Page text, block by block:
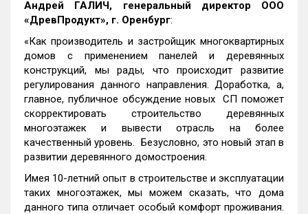
Андрей ГАЛИЧ, генеральный директор ООО
«ДревПродукт», г. Оренбург:
«Как производитель и застройщик многоквартирных
домов с применением панелей и деревянных
конструкций, мы рады, что происходит развитие
регулирования данного направления. Доработка, а,
главное, публичное обсуждение новых СП поможет
скорректировать строительство деревянных
многоэтажек и вывести отрасль на более
качественный уровень. Безусловно, это новый этап в
развитии деревянного домостроения.
Имея 10-летний опыт в строительстве и эксплуатации
таких многоэтажек, мы можем сказать, что дома
данного типа отличает особый комфорт проживания.